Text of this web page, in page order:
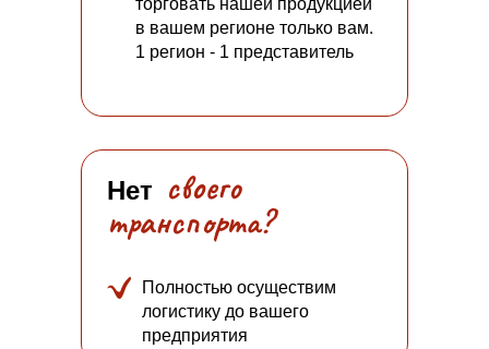
торговать нашей продукцией
в вашем регионе только вам.
1 регион - 1 представитель
Полностью осуществим
логистику до вашего
предприятия
Нет своего
транспорта?